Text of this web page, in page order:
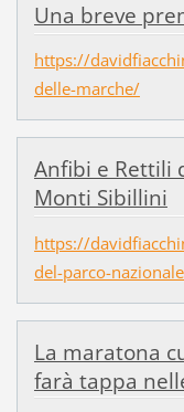
Una breve
https://
delle-marche/
Anfibi e Rettili
Monti Sibillini
https://
del-parco-
La maratona
farà tappa